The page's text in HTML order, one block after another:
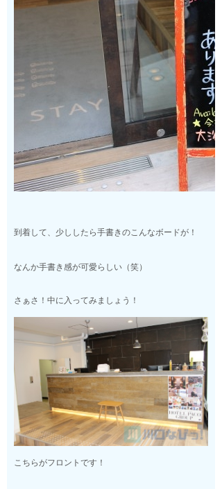
到着して、少ししたら手書きのこんなボードが！
なんか手書き感が可愛らしい（笑）
さぁさ！中に入ってみましょう！
こちらがフロントです！